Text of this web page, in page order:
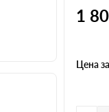
1
Цена за